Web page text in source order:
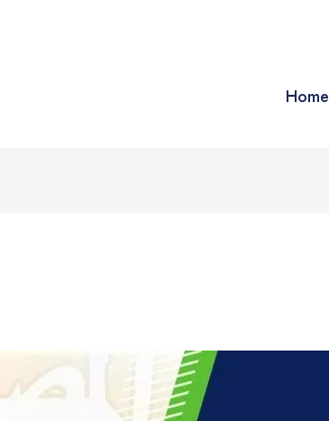
Home